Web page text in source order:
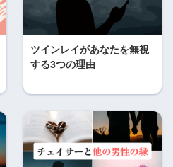
ツインレイがあなたを無視
する3つの理由